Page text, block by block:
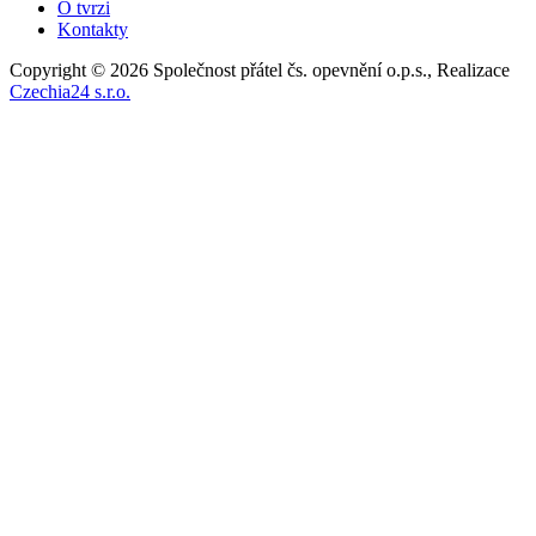
O tvrzi
Kontakty
Copyright © 2026 Společnost přátel čs. opevnění o.p.s., Realizace
Czechia24 s.r.o.